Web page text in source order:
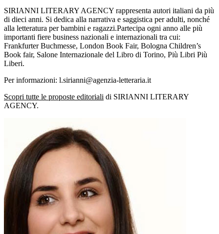
SIRIANNI LITERARY AGENCY rappresenta autori italiani da più
di dieci anni. Si dedica alla narrativa e saggistica per adulti, nonché
alla letteratura per bambini e ragazzi.Partecipa ogni anno alle più
importanti fiere business nazionali e internazionali tra cui:
Frankfurter Buchmesse, London Book Fair, Bologna Children’s
Book fair, Salone Internazionale del Libro di Torino, Più Libri Più
Liberi.
Per informazioni: l.sirianni@agenzia-letteraria.it
Scopri tutte le proposte editoriali di SIRIANNI LITERARY
AGENCY.